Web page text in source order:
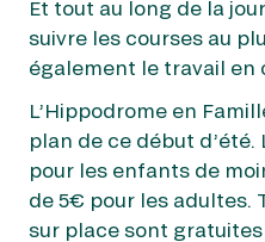
Et tout au long de la
suivre les courses au
également le travail en
L’Hippodrome en
plan de ce début
pour les enfants de
de 5€ pour les adultes.
sur place sont gratuites